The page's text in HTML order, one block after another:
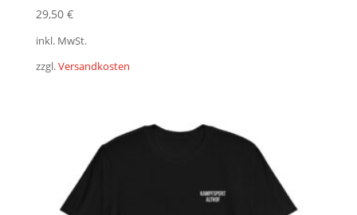
29,50 €
inkl. MwSt.
zzgl.Versandkosten